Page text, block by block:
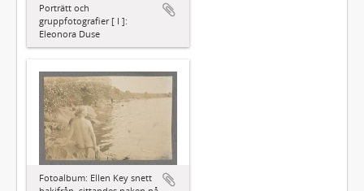
Porträtt och
gruppfotografier [ I ]:
Eleonora Duse
Fotoalbum: Ellen Key snett